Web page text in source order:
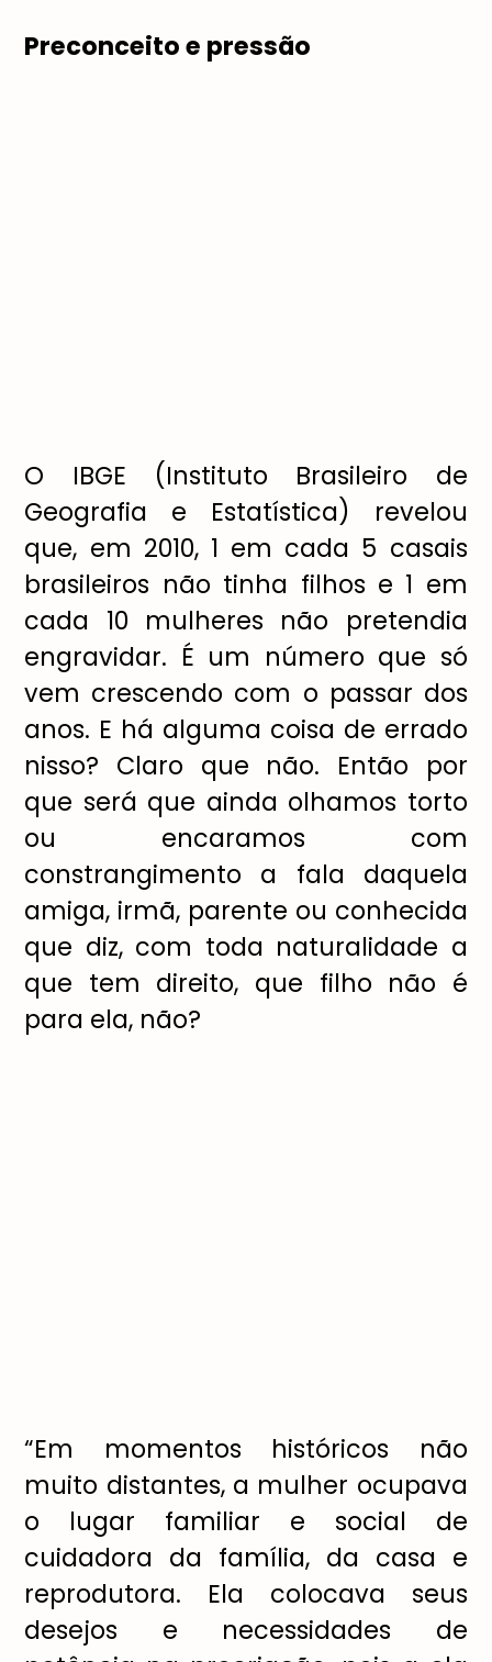
Preconceito e pressão
O IBGE (Instituto Brasileiro de
Geografia e Estatística) revelou
que, em 2010, 1 em cada 5 casais
brasileiros não tinha filhos e 1 em
cada 10 mulheres não pretendia
engravidar. É um número que só
vem crescendo com o passar dos
anos. E há alguma coisa de errado
nisso? Claro que não. Então por
que será que ainda olhamos torto
ou encaramos com
constrangimento a fala daquela
amiga, irmã, parente ou conhecida
que diz, com toda naturalidade a
que tem direito, que filho não é
para ela, não?
“Em momentos históricos não
muito distantes, a mulher ocupava
o lugar familiar e social de
cuidadora da família, da casa e
reprodutora. Ela colocava seus
desejos e necessidades de